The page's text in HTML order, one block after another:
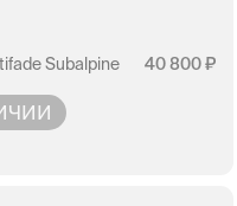
Subalpine
40 800